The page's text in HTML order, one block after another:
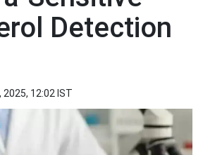
Detection
2025, 12:02 IST